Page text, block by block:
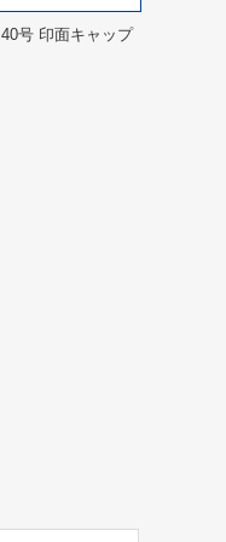
40号 印面キャップ